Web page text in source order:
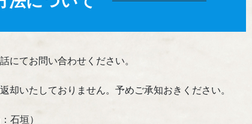
にてお問い合わせください。
却いたしておりません。予めご承知おきください。
石垣）